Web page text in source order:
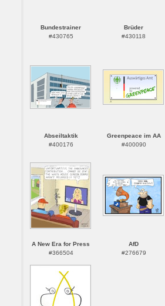
Bundestrainer
#430765
Brüder
#430118
Abseiltaktik
#400176
Greenpeace im AA
#400090
A New Era for Press
#366504
AfD
#276679